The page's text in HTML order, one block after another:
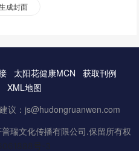
成封面
太阳花健康MCN
获取刊例
XML地图
议：js@hudongruanwen.com
瑞文化传播有限公司.保留所有权
号-3